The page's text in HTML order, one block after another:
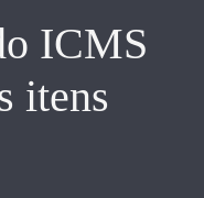
ICMS
itens